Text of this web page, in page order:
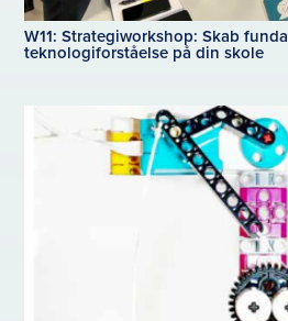
W11: Strategiworkshop: Skab
teknologiforståelse på din skole